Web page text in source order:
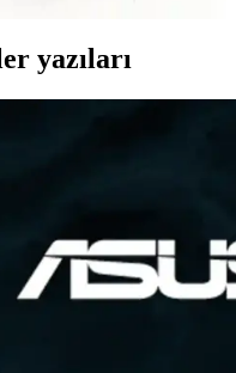
yazıları